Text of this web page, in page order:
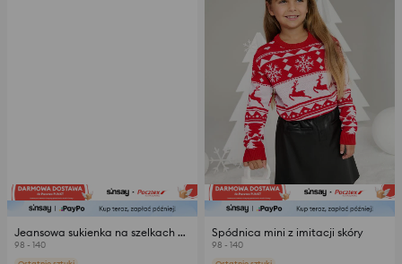
Jeansowa sukienka na szelkach Myszka Minnie
98 - 140
Spódnica mini z imitacji skóry
98 - 140